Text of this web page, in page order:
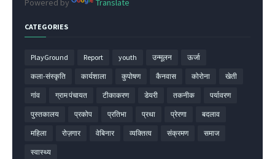
Powered by Translate
CATEGORIES
PlayGround Report youth उन्मूलन ऊर्जा
कला-संस्कृति कार्यशाला कुपोषण कैनवास कोरोना खेती
गांव ग्राम पंचायत टीकाकरण डेयरी तकनीक पर्यावरण
पुस्तकालय प्रकोप प्रतिभा प्रथा प्रेरणा बदलाव
महिला रोज़गार वेबिनार व्यक्तित्व संक्रमण समाज
स्वास्थ्य